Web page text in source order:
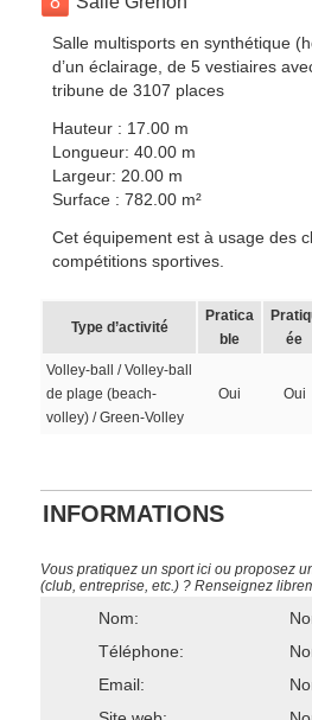
Salle multisports en synthétique
d’un éclairage, de 5 vestiaires
tribune de 3107 places
Hauteur : 17.00 m
Longueur: 40.00 m
Largeur: 20.00 m
Surface : 782.00 m²
Cet équipement est à usage des
compétitions sportives.
Type d’activité
Pratica
ble
ée
Volley-ball / Volley-ball
de plage (beach-
volley) / Green-Volley
Oui Oui
INFORMATIONS
Vous pratiquez un sport ici ou proposez
(club, entreprise, etc.) ? Renseignez
Nom:
Téléphone:
Email: